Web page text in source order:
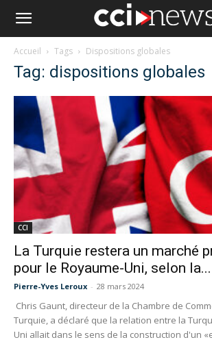
Accueil Tags Dispositions globales
Tag: dispositions globales
CCI
La Turquie restera un marché
pour le Royaume-Uni, selon la...
Pierre-Yves Leroux - 28 mars 2024
Chris Gaunt, directeur de la Chambre de
Turquie, a déclaré que la relation entre la
Uni allait dans le sens de la construction d'un